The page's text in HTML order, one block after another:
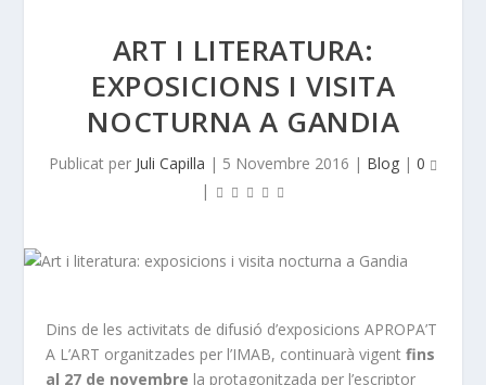
ART I LITERATURA:
EXPOSICIONS I VISITA
NOCTURNA A GANDIA
Publicat per Juli Capilla | 5 Novembre 2016 | Blog | 0
|
Dins de les activitats de difusió d’exposicions APROPA’T
A L’ART organitzades per l’IMAB, continuarà vigentfins
al 27 de novembre la protagonitzada per l’escriptor